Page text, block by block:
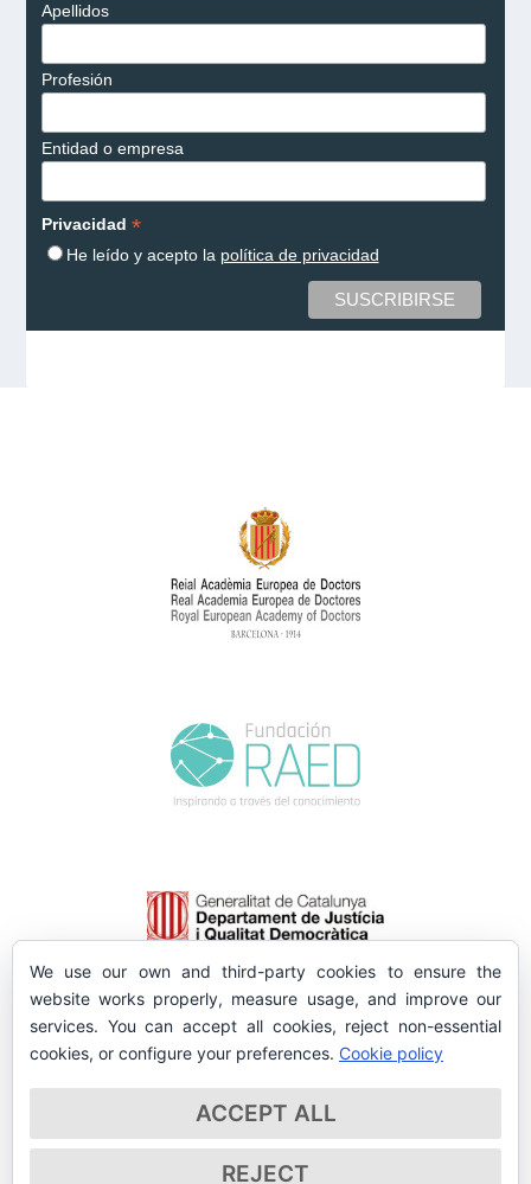
Apellidos
Profesión
Entidad o empresa
Privacidad *
He leído y acepto la política de privacidad
We use our own and third-party cookies to ensure the
website works properly, measure usage, and improve our
services. You can accept all cookies, reject non-essential
cookies, or configure your preferences. Cookie policy
ACCEPT ALL
REJECT